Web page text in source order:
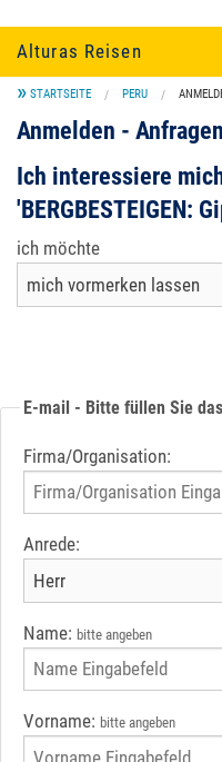
Alturas Reisen
SÜDAMERIKA
UNTERKUNFT
SERVICE
STARTSEITE PERU
Anmelden - Anfragen
Ich interessiere
'BERGBESTEIGEN:
ich möchte
E-mail - Bitte füllen Sie
Firma/Organisation:
Anrede:
Name: bitte angeben
Vorname: bitte angeben